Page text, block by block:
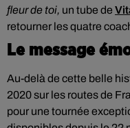
fleur de toi, un tube de
retourner les quatre
Le message
Au-delà de cette belle
2020 sur les routes de
pour une tournée